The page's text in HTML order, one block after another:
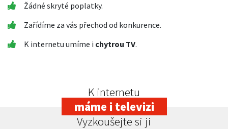
Žádné skryté poplatky.
Zařídíme za vás přechod od konkurence.
K internetu umíme i chytrou TV.
K internetu
máme i televizi
Vyzkoušejte si ji